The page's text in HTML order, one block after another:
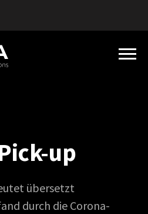
up
übersetzt
durch die Corona-